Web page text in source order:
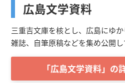
広島文学資料
三重吉文庫を核とし、広島にゆか
雑誌、自筆原稿などを集め公開し
「広島文学資料」の